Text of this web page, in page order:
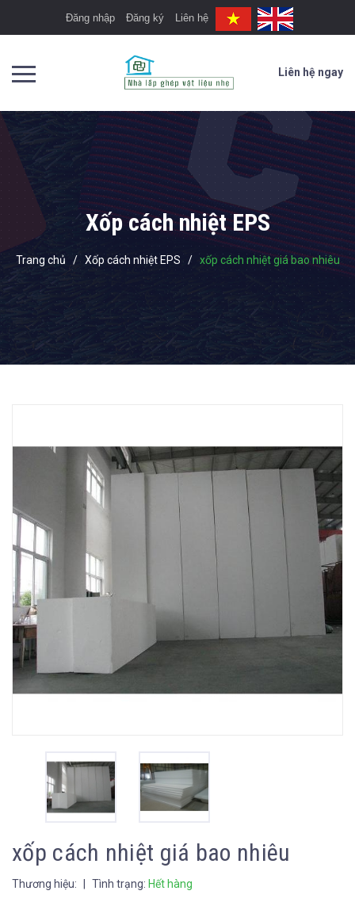
Đăng nhập Đăng ký Liên hệ
Liên hệ ngay
Xốp cách nhiệt EPS
Trang chủ / Xốp cách nhiệt EPS / xốp cách nhiệt giá bao nhiêu
xốp cách nhiệt giá bao nhiêu
Thương hiệu: Tình trạng: Hết hàng